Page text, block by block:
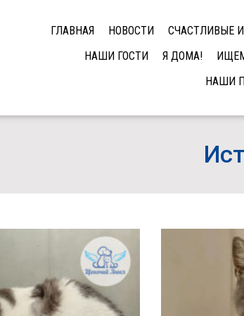
ГЛАВНАЯ НОВОСТИ СЧАСТЛИВЫЕ
НАШИ ГОСТИ
Я ДОМА!
НАШИ